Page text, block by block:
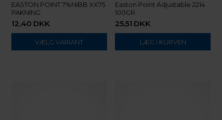
EASTON POINT 7%NIBB XX75
PAKNING
12,40 DKK
VÆLG VARIANT
Easton Point Adjustable 2214
100GR
25,51 DKK